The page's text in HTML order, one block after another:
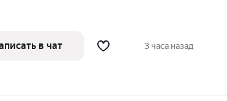
в чат 3 часа назад